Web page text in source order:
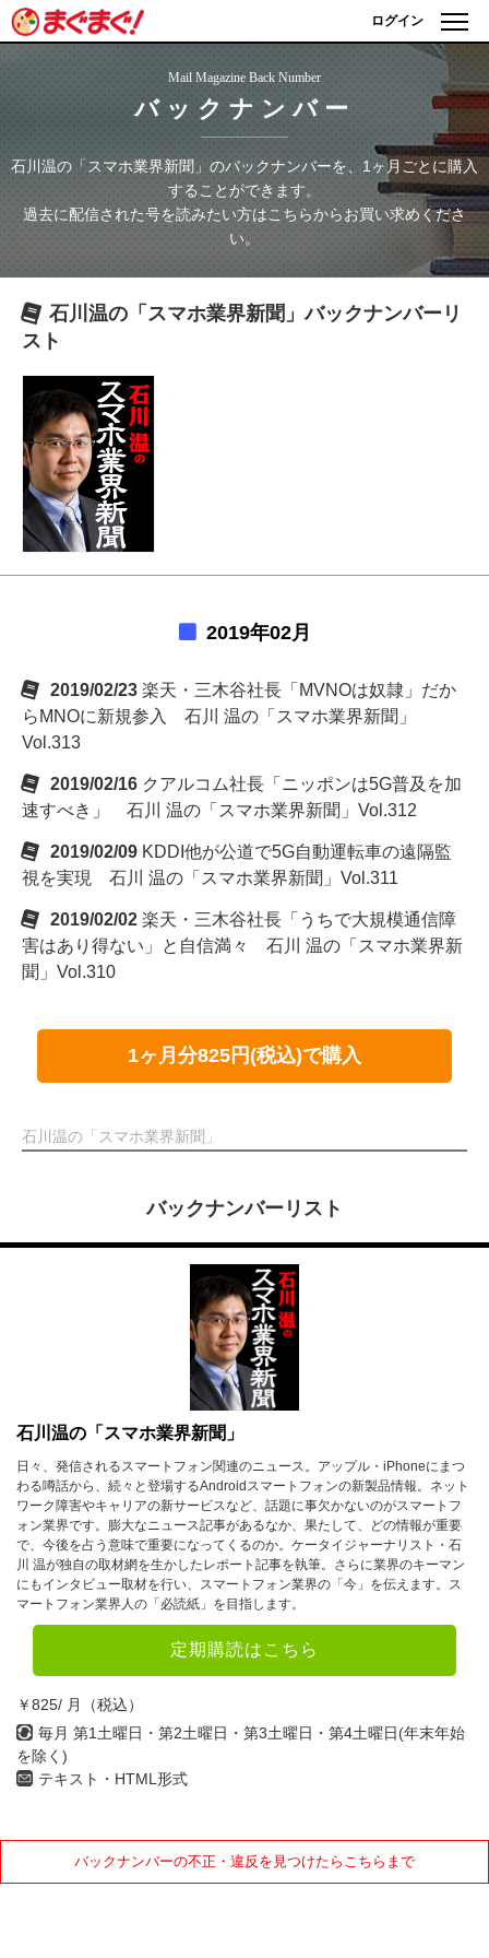
ログイン
Mail Magazine Back Number
バックナンバー
石川温の「スマホ業界新聞」 のバックナンバーを、1ヶ月ごとに購入
することができます。
過去に配信された号を読みたい方はこちらからお買い求めくださ
い。
石川温の「スマホ業界新聞」バックナンバーリ
スト
2019年02月
2019/02/23 楽天・三木谷社長「MVNOは奴隷」だか
らMNOに新規参入 石川 温の「スマホ業界新聞」
Vol.313
2019/02/16 クアルコム社長「ニッポンは5G普及を加
速すべき」 石川 温の「スマホ業界新聞」Vol.312
2019/02/09 KDDI他が公道で5G自動運転車の遠隔監
視を実現 石川 温の「スマホ業界新聞」Vol.311
2019/02/02 楽天・三木谷社長「うちで大規模通信障
害はあり得ない」と自信満々 石川 温の「スマホ業界新
聞」Vol.310
1ヶ月分825円(税込)で購入
石川温の「スマホ業界新聞」
バックナンバーリスト
石川温の「スマホ業界新聞」
日々、発信されるスマートフォン関連のニュース。アップル・iPhoneにまつ
わる噂話から、続々と登場するAndroidスマートフォンの新製品情報。ネット
ワーク障害やキャリアの新サービスなど、話題に事欠かないのがスマートフ
ォン業界です。膨大なニュース記事があるなか、果たして、どの情報が重要
で、今後を占う意味で重要になってくるのか。ケータイジャーナリスト・石
川 温が独自の取材網を生かしたレポート記事を執筆。さらに業界のキーマン
にもインタビュー取材を行い、スマートフォン業界の「今」を伝えます。ス
マートフォン業界人の「必読紙」を目指します。
定期購読はこちら
￥825/ 月（税込）
毎月 第1土曜日・第2土曜日・第3土曜日・第4土曜日(年末年始
を除く)
テキスト・HTML形式
バックナンバーの不正・違反を見つけたらこちらまで